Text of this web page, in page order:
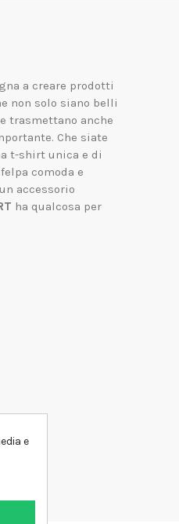
a creare prodotti
non solo siano belli
trasmettano anche
Che siate
t-shirt unica e di
comoda e
accessorio
ha qualcosa per
e